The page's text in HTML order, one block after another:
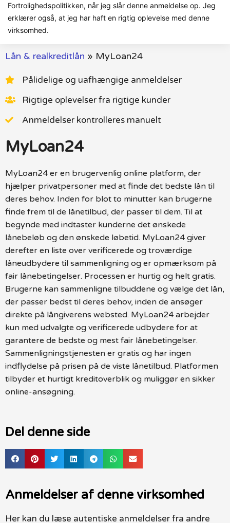
Fortrolighedspolitikken, når jeg slår denne anmeldelse op. Jeg
erklærer også, at jeg har haft en rigtig oplevelse med denne
virksomhed.
Lån & realkreditlån » MyLoan24
Pålidelige og uafhængige anmeldelser
Rigtige oplevelser fra rigtige kunder
Anmeldelser kontrolleres manuelt
MyLoan24
MyLoan24 er en brugervenlig online platform, der
hjælper privatpersoner med at finde det bedste lån til
deres behov. Inden for blot to minutter kan brugerne
finde frem til de lånetilbud, der passer til dem. Til at
begynde med indtaster kunderne det ønskede
lånebeløb og den ønskede løbetid. MyLoan24 giver
derefter en liste over verificerede og troværdige
låneudbydere til sammenligning og er opmærksom på
fair lånebetingelser. Processen er hurtig og helt gratis.
Brugerne kan sammenligne tilbuddene og vælge det lån,
der passer bedst til deres behov, inden de ansøger
direkte på långiverens websted. MyLoan24 arbejder
kun med udvalgte og verificerede udbydere for at
garantere de bedste og mest fair lånebetingelser.
Sammenligningstjenesten er gratis og har ingen
indflydelse på prisen på de viste lånetilbud. Platformen
tilbyder et hurtigt kreditoverblik og muliggør en sikker
online-ansøgning.
Del denne side
Anmeldelser af denne virksomhed
Her kan du læse autentiske anmeldelser fra andre